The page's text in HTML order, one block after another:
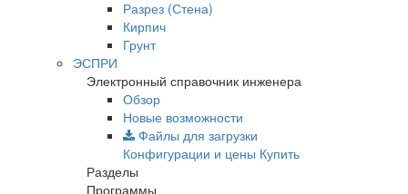
Разрез (Стена)
Кирпич
Грунт
ЭСПРИ
Электронный справочник инженера
Обзор
Новые возможности
Файлы для загрузки
Конфигурации и цены Купить
Разделы
Программы